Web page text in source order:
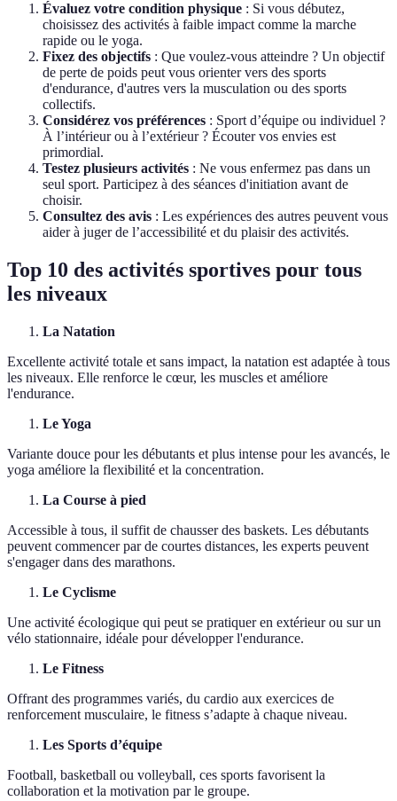
Évaluez votre condition physique : Si vous débutez,
choisissez des activités à faible impact comme la marche
rapide ou le yoga.
Fixez des objectifs : Que voulez-vous atteindre ? Un objectif
de perte de poids peut vous orienter vers des sports
d'endurance, d'autres vers la musculation ou des sports
collectifs.
Considérez vos préférences : Sport d’équipe ou individuel ?
À l’intérieur ou à l’extérieur ? Écouter vos envies est
primordial.
Testez plusieurs activités : Ne vous enfermez pas dans un
seul sport. Participez à des séances d'initiation avant de
choisir.
Consultez des avis : Les expériences des autres peuvent vous
aider à juger de l’accessibilité et du plaisir des activités.
Top 10 des activités sportives pour tous
les niveaux
La Natation
Excellente activité totale et sans impact, la natation est adaptée à tous
les niveaux. Elle renforce le cœur, les muscles et améliore
l'endurance.
Le Yoga
Variante douce pour les débutants et plus intense pour les avancés, le
yoga améliore la flexibilité et la concentration.
La Course à pied
Accessible à tous, il suffit de chausser des baskets. Les débutants
peuvent commencer par de courtes distances, les experts peuvent
s'engager dans des marathons.
Le Cyclisme
Une activité écologique qui peut se pratiquer en extérieur ou sur un
vélo stationnaire, idéale pour développer l'endurance.
Le Fitness
Offrant des programmes variés, du cardio aux exercices de
renforcement musculaire, le fitness s’adapte à chaque niveau.
Les Sports d’équipe
Football, basketball ou volleyball, ces sports favorisent la
collaboration et la motivation par le groupe.